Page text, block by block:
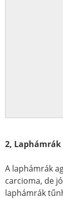
2, Laphámrák
A laphámrák
carcioma, de
laphámrák